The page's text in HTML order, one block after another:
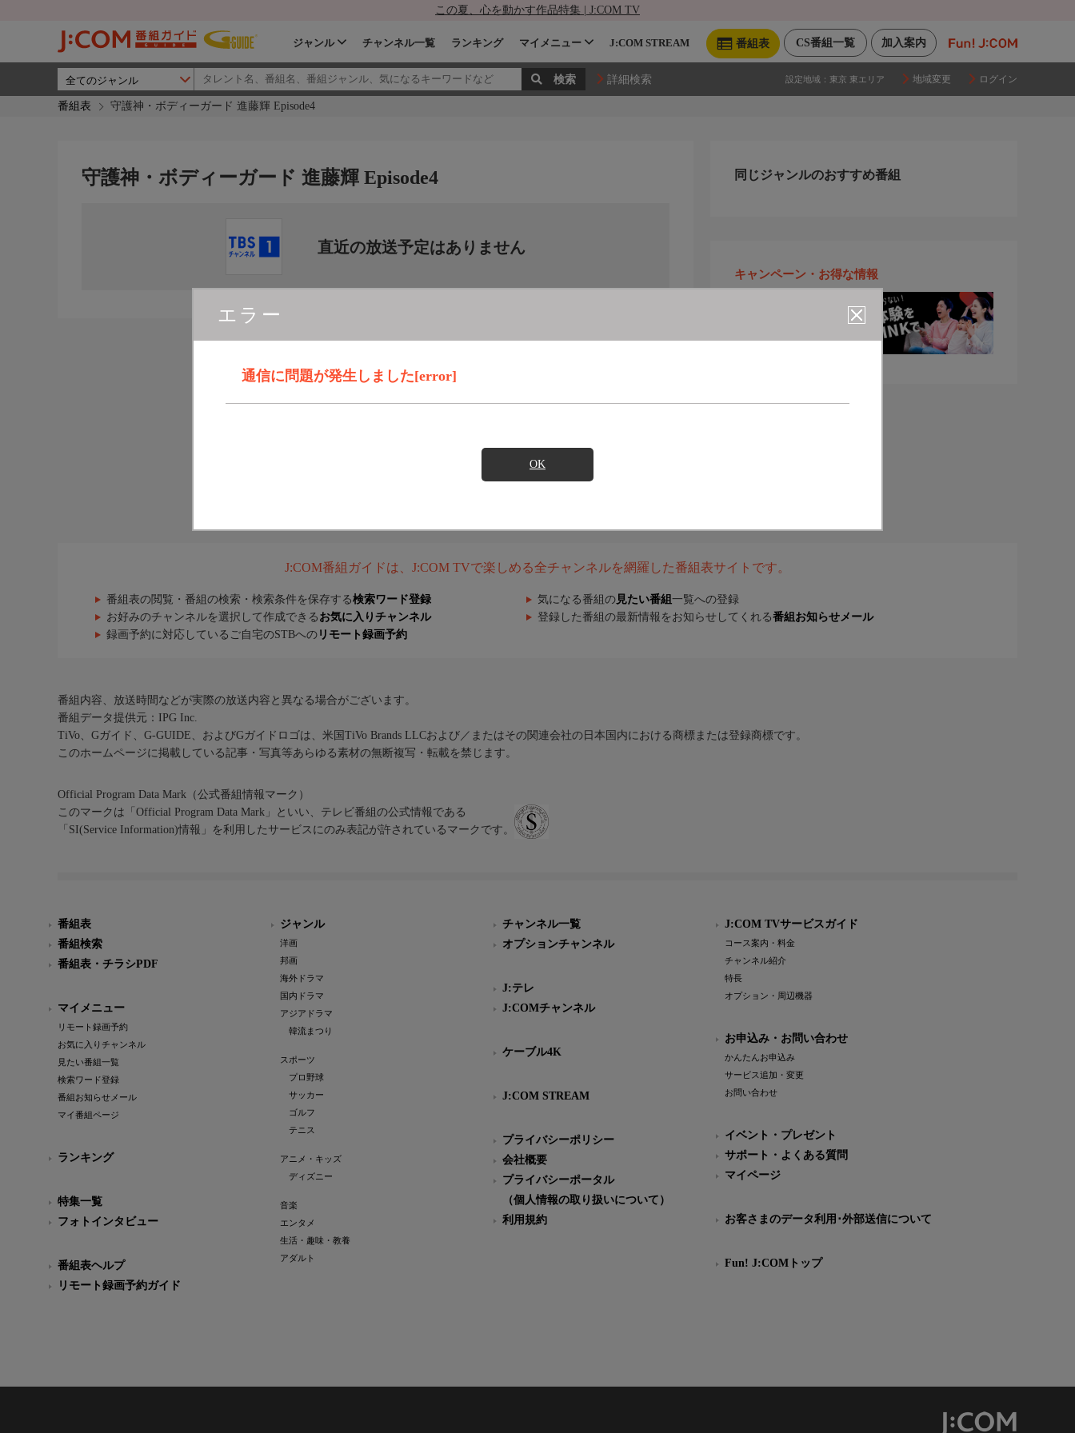
この夏、心を動かす作品特集 | J:COM TV
加入案内
CS番組一覧
番組表
ジャンル チャンネル一覧 ランキング マイメニュー J:COM STREAM
詳細検索 設定地域： 東京 東エリア 地域変更 ログイン
番組表 守護神・ボディーガード 進藤輝 Episode4
エラー
通信に問題が発生しました[error]
OK
守護神・ボディーガード 進藤輝 Episode4
直近の放送予定はありません
同じジャンルのおすすめ番組
キャンペーン・お得な情報
J:COM番組ガイドは、J:COM TVで楽しめる全チャンネルを網羅した番組表サイトです。
番組表の閲覧・番組の検索・検索条件を保存する検索ワード登録 気になる番組の 見たい番組 一覧への登録
お好みのチャンネルを選択して作成できる お気に入りチャンネル 登録した番組の最新情報をお知らせしてくれる番組お知らせメール
録画予約に対応しているご自宅のSTBへの リモート録画予約
番組内容、放送時間などが実際の放送内容と異なる場合がございます。
番組データ提供元：IPG Inc.
TiVo、Gガイド、G-GUIDE、およびGガイドロゴは、米国TiVo Brands LLCおよび／またはその関連会社の日本国内における商標または登録商標です。
このホームページに掲載している記事・写真等あらゆる素材の無断複写・転載を禁じます。
Official Program Data Mark（公式番組情報マーク）
このマークは「Official Program Data Mark」といい、テレビ番組の公式情報である
「SI(Service Information)情報」を利用したサービスにのみ表記が許されているマークです。
番組表
番組検索
番組表・チラシPDF
マイメニュー
リモート録画予約
お気に入りチャンネル
見たい番組一覧
検索ワード登録
番組お知らせメール
マイ番組ページ
ランキング
特集一覧
フォトインタビュー
番組表ヘルプ
リモート録画予約ガイド
ジャンル
洋画
邦画
海外ドラマ
国内ドラマ
アジアドラマ
韓流まつり
スポーツ
プロ野球
サッカー
ゴルフ
テニス
アニメ・キッズ
ディズニー
音楽
エンタメ
生活・趣味・教養
アダルト
チャンネル一覧
オプションチャンネル
J:テレ
J:COMチャンネル
ケーブル4K
J:COM STREAM
プライバシーポリシー
会社概要
プライバシーポータル
（個人情報の取り扱いについて）
利用規約
J:COM TVサービスガイド
コース案内・料金
チャンネル紹介
特長
オプション・周辺機器
お申込み・お問い合わせ
かんたんお申込み
サービス追加・変更
お問い合わせ
イベント・プレゼント
サポート・よくある質問
マイページ
お客さまのデータ利用･外部送信について
Fun! J:COMトップ